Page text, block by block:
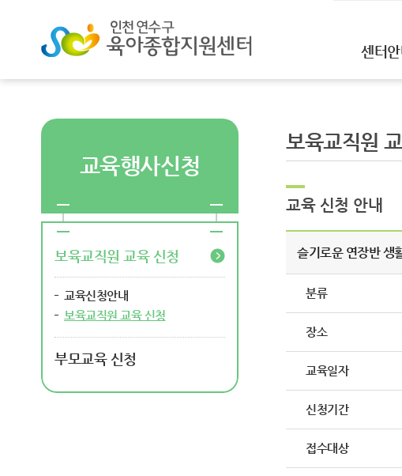
센터안
교육행사신청
보육교직원 교육 신청
교육신청안내
보육교직원 교육 신청
부모교육 신청
보육교직원
교육 신청 안내
슬기로운 연장반 생
분류
장소
교육일자
신청기간
접수대상